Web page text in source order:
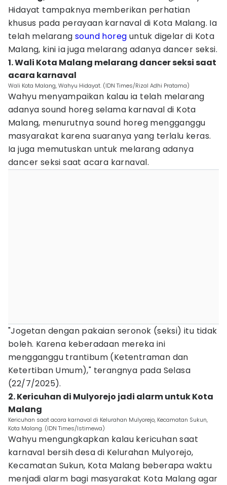
Hidayat tampaknya memberikan perhatian
khusus pada perayaan karnaval di Kota Malang. Ia
telah melarangsound horeg untuk digelar di Kota
Malang, kini ia juga melarang adanya dancer seksi.
1. Wali Kota Malang melarang dancer seksi saat
acara karnaval
Wali Kota Malang, Wahyu Hidayat. (IDN Times/Rizal Adhi Pratama)
Wahyu menyampaikan kalau ia telah melarang
adanya sound horeg selama karnaval di Kota
Malang, menurutnya sound horeg mengganggu
masyarakat karena suaranya yang terlalu keras.
Ia juga memutuskan untuk melarang adanya
dancer seksi saat acara karnaval.
"Jogetan dengan pakaian seronok (seksi) itu tidak
boleh. Karena keberadaan mereka ini
mengganggu trantibum (Ketentraman dan
Ketertiban Umum)," terangnya pada Selasa
(22/7/2025).
2. Kericuhan di Mulyorejo jadi alarm untuk Kota
Malang
Kericuhan saat acara karnaval di Kelurahan Mulyorejo, Kecamatan Sukun,
Kota Malang. (IDN Times/Istimewa)
Wahyu mengungkapkan kalau kericuhan saat
karnaval bersih desa di Kelurahan Mulyorejo,
Kecamatan Sukun, Kota Malang beberapa waktu
menjadi alarm bagi masyarakat Kota Malang agar